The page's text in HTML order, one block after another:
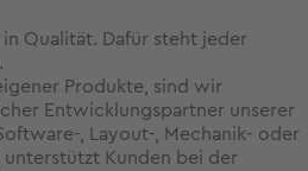
Qualität. Dafür steht jeder
Produkte, sind wir
Entwicklungspartner unserer
, Layout-, Mechanik- oder
Kunden bei der